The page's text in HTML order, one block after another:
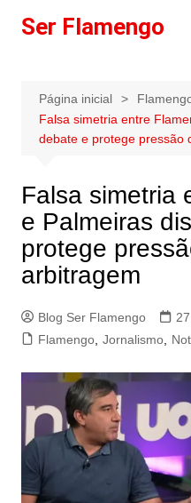
paraSer Flamengo
Página inicial
Falsa simetria entre
debate e protege pressão
Falsa simetria
e Palmeiras
protege
arbitragem
Blog Ser Flamengo
Flamengo, Jornalismo,